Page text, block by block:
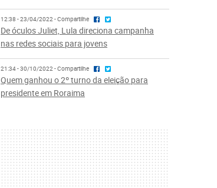
12:38 - 23/04/2022 - Compartilhe
De óculos Juliet, Lula direciona campanha
nas redes sociais para jovens
21:34 - 30/10/2022 - Compartilhe
Quem ganhou o 2º turno da eleição para
presidente em Roraima